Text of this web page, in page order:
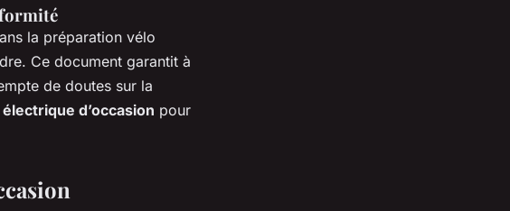
la préparation vélo
Ce document garantit à
de doutes sur la
d’occasion pour